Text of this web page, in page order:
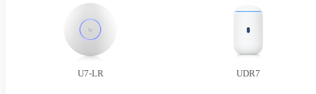
U7-LR UDR7